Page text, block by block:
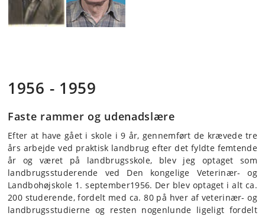
1956 - 1959
Faste rammer og udenadslære
Efter at have gået i skole i 9 år, gennemført de krævede tre
års arbejde ved praktisk landbrug efter det fyldte femtende
år og været på landbrugsskole, blev jeg optaget som
landbrugsstuderende ved Den kongelige Veterinær- og
Landbohøjskole 1. september1956. Der blev optaget i alt ca.
200 studerende, fordelt med ca. 80 på hver af veterinær- og
landbrugsstudierne og resten nogenlunde ligeligt fordelt